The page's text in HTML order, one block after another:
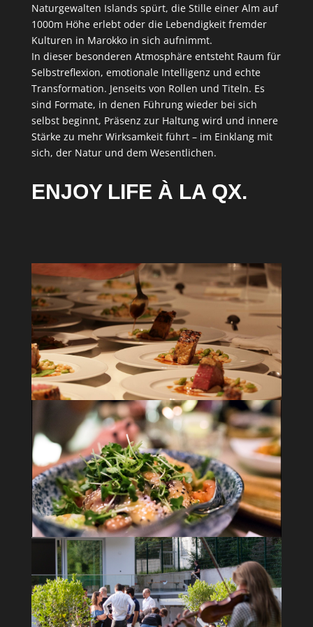
Naturgewalten Islands spürt, die Stille einer Alm auf
1000m Höhe erlebt oder die Lebendigkeit fremder
Kulturen in Marokko in sich aufnimmt.
In dieser besonderen Atmosphäre entsteht Raum für
Selbstreflexion, emotionale Intelligenz und echte
Transformation. Jenseits von Rollen und Titeln. Es
sind Formate, in denen Führung wieder bei sich
selbst beginnt, Präsenz zur Haltung wird und innere
Stärke zu mehr Wirksamkeit führt – im Einklang mit
sich, der Natur und dem Wesentlichen.
ENJOY LIFE À LA QX.